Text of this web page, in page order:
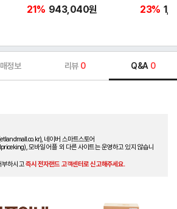
21% 943,040원 23%
정보 리뷰 0 Q&A 0
네이버 스마트스토어
모바일 어플 외 다른 사이트는 운영하고 있지 않습니
부하시고즉시 전자랜드 고객센터로 신고해주세요.